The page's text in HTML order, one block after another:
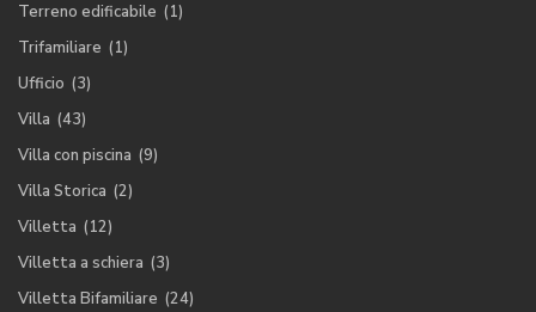
Terreno edificabile (1)
Trifamiliare (1)
Ufficio (3)
Villa (43)
Villa con piscina (9)
Villa Storica (2)
Villetta (12)
Villetta a schiera (3)
Villetta Bifamiliare (24)